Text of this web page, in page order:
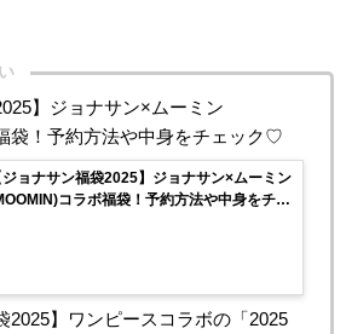
】ジョナサン×ムーミン
袋！予約方法や中身をチェック♡
ジョナサン福袋2025】ジョナサン×ムーミン
コラボ福袋！予約方法や中身をチェ
2025】ワンピースコラボの「2025